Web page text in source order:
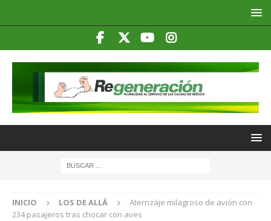
INICIO LOS DE ALLÁ
Aterrizaje milagroso de avión con
234 pasajeros tras chocar con aves